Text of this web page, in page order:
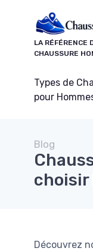
LA RÉFÉRENCE
CHAUSSURE
Types de
pour
Blog
choisir
Découvrez